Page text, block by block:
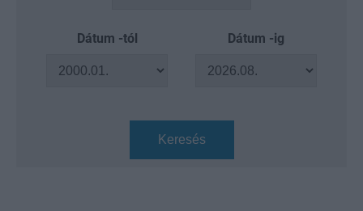
Dátum -tól Dátum -ig
Keresés